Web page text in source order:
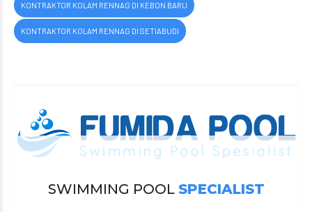
KONTRAKTOR KOLAM RENNAG DI KEBON BARU
KONTRAKTOR KOLAM RENNAG DI SETIABUDI
SWIMMING POOL SPECIALIST